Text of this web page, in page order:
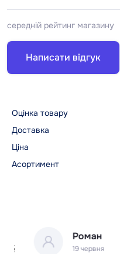
середній рейтинг магазину
Написати відгук
Оцінка товару
Доставка
Ціна
Асортимент
Роман
19 червня